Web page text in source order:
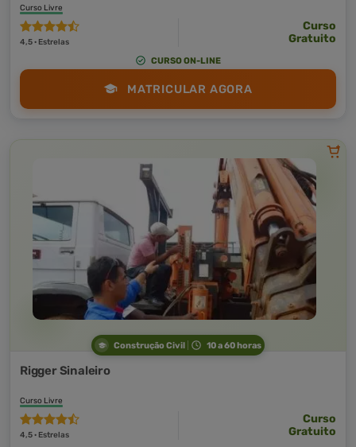
Curso Livre
4,5 · Estrelas
Curso
Gratuito
CURSO ON-LINE
MATRICULAR AGORA
Construção Civil 10 a 60 horas
Rigger Sinaleiro
Curso Livre
4,5 · Estrelas
Curso
Gratuito